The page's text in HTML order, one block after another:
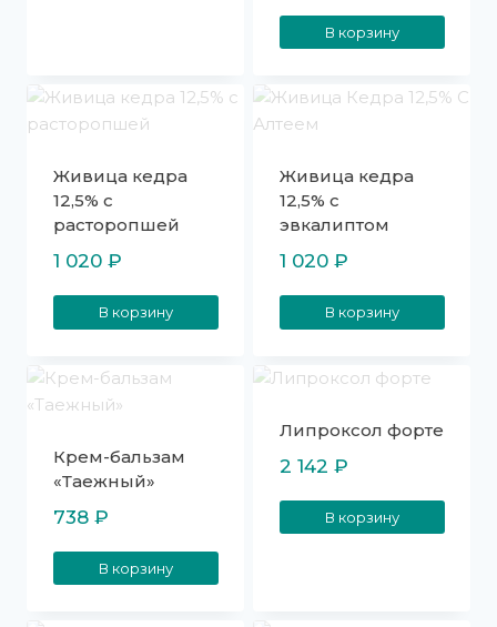
В корзину
Живица кедра
12,5% с
расторопшей
1 020 ₽
В корзину
Живица кедра
12,5% с
эвкалиптом
1 020 ₽
В корзину
Крем-бальзам
«Таежный»
738 ₽
В корзину
Липроксол форте
2 142 ₽
В корзину